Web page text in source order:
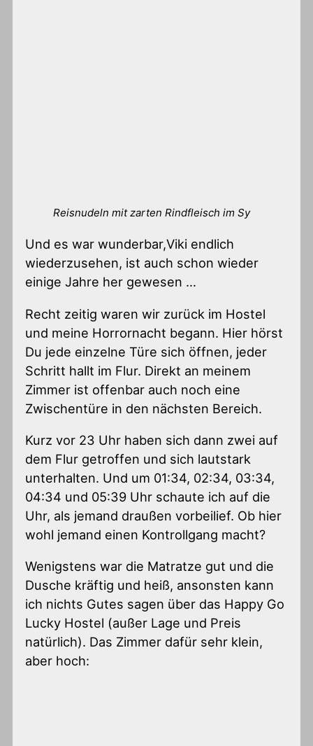
Reisnudeln mit zarten Rindfleisch im Sy
Und es war wunderbar,Viki endlich
wiederzusehen, ist auch schon wieder
einige Jahre her gewesen …
Recht zeitig waren wir zurück im Hostel
und meine Horrornacht begann. Hier hörst
Du jede einzelne Türe sich öffnen, jeder
Schritt hallt im Flur. Direkt an meinem
Zimmer ist offenbar auch noch eine
Zwischentüre in den nächsten Bereich.
Kurz vor 23 Uhr haben sich dann zwei auf
dem Flur getroffen und sich lautstark
unterhalten. Und um 01:34, 02:34, 03:34,
04:34 und 05:39 Uhr schaute ich auf die
Uhr, als jemand draußen vorbeilief. Ob hier
wohl jemand einen Kontrollgang macht?
Wenigstens war die Matratze gut und die
Dusche kräftig und heiß, ansonsten kann
ich nichts Gutes sagen über das Happy Go
Lucky Hostel (außer Lage und Preis
natürlich). Das Zimmer dafür sehr klein,
aber hoch: